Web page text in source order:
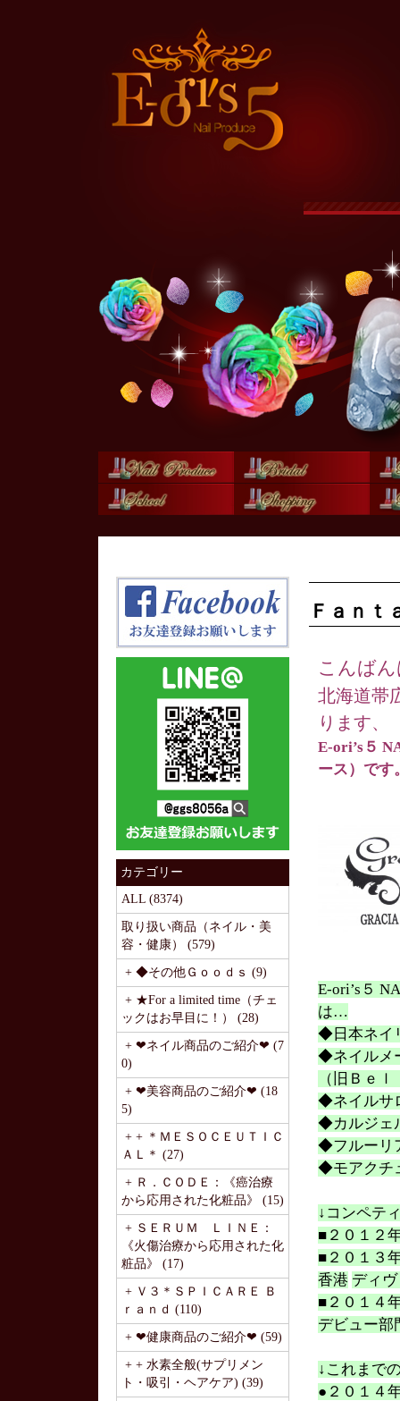
カテゴリー
ALL (8374)
取り扱い商品（ネイル・美
容・健康） (579)
+ ◆その他Ｇｏｏｄｓ (9)
+ ★For a limited time（チェ
ックはお早目に！） (28)
+ ❤ネイル商品のご紹介❤ (7
0)
+ ❤美容商品のご紹介❤ (18
5)
+ + ＊ＭＥＳＯＣＥＵＴＩＣ
ＡＬ＊ (27)
+ Ｒ．ＣＯＤＥ：《癌治療
から応用された化粧品》 (15)
+ ＳＥＲＵＭ ＬＩＮＥ：
《火傷治療から応用された化
粧品》 (17)
+ Ｖ３＊ＳＰＩＣＡＲＥ Ｂ
ｒａｎｄ (110)
+ ❤健康商品のご紹介❤ (59)
+ + 水素全般(サプリメン
ト・吸引・ヘアケア) (39)
Ｆａｎｔ
こんば
北海道帯
ります、
E-ori’s５
ース）です
E-ori’s５
は…
◆日本ネイ
◆ネイルメ
（旧Ｂｅ
◆ネイルサ
◆カルジェ
◆フルーリ
◆モアクチ
↓コンペテ
■２０１２
■２０１
香港 ディ
■２０１４
デビュー
↓これまで
●２０１４